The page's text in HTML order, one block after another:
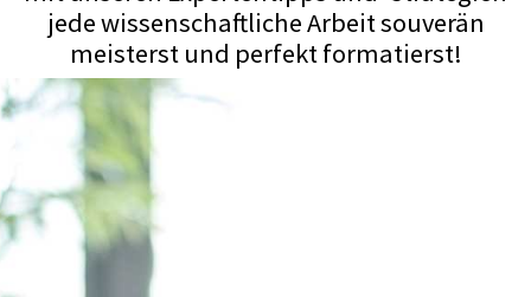
jede wissenschaftliche Arbeit souverän
meisterst und perfekt formatierst!